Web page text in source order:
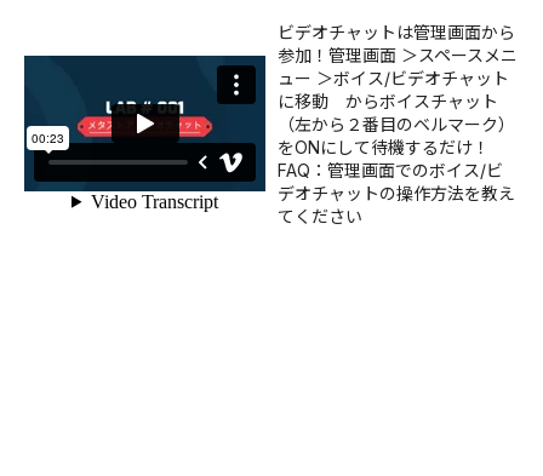
ビデオチャットは管理画面から
参加！管理画面 ＞スペースメニ
ュー ＞ボイス/ビデオチャット
に移動 からボイスチャット
（左から２番目のベルマーク）
をONにして待機するだけ！
FAQ： 管理画面でのボイス/ビ
デオチャットの操作方法を教え
てください